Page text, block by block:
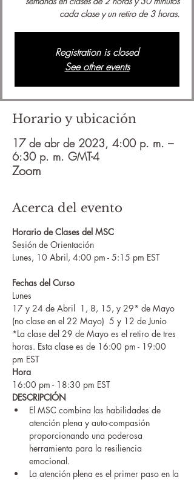
cada clase y un retiro de 3 horas.
Registration is closed
See other events
Horario y ubicación
17 de abr de 2023, 4:00 p. m. –
6:30 p. m. GMT-4
Zoom
Acerca del evento
Horario de Clases del MSC
Sesión de Orientación
Lunes, 10 Abril, 4:00 pm - 5:15 pm EST
Fechas del Curso
Lunes
​17 y 24 de Abril  1, 8, 15, y 29* de Mayo
(no clase en el 22 Mayo)  5 y 12 de Junio
*La clase del 29 de Mayo es el retiro de tres
horas. Esta clase es de 16:00 pm - 19:00
pm EST
Hora
16:00 pm - 18:30 pm EST
DESCRIPCIÓN
El MSC combina las habilidades de
atención plena y auto-compasión
proporcionando una poderosa
herramienta para la resiliencia
emocional.
La atención plena es el primer paso en la